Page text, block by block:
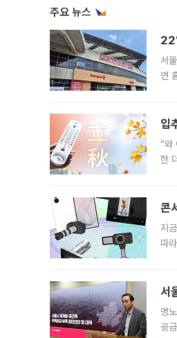
주요 뉴스
22
서
연
입
“와
한
콘
지
따
서
명
공